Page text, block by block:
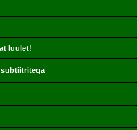
luulet!
subtiitritega